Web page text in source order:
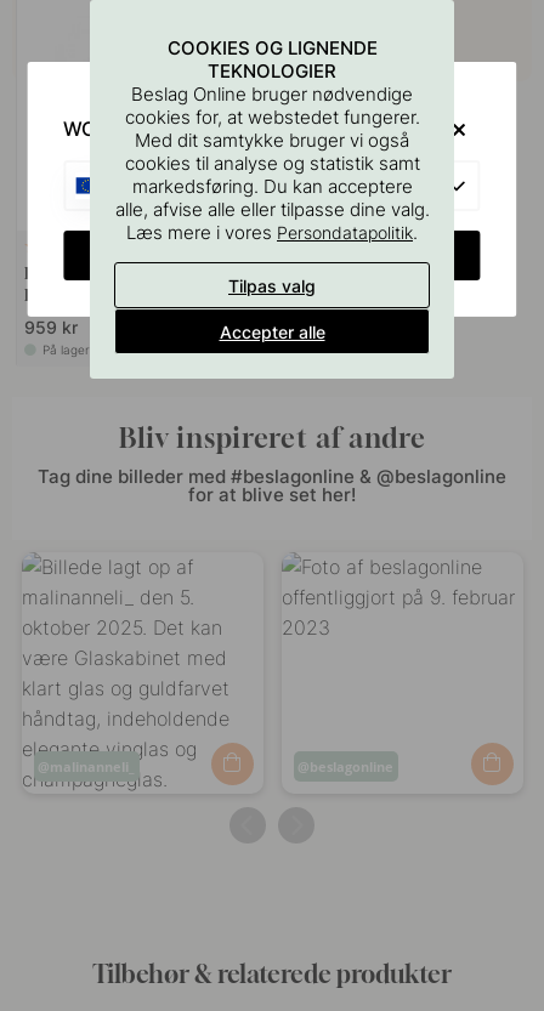
LED-Spot Polar SE SDM -
Rustfrit look
959 kr
På lager
Bliv inspireret af andre
Tag dine billeder med #beslagonline & @beslagonline
for at blive set her!
Opslag
offentliggjort
malinanneli_
Opslag
af
beslagonline
Tilbehør & relaterede produkter
COOKIES OG LIGNENDE
TEKNOLOGIER
Beslag Online bruger nødvendige
cookies for, at webstedet fungerer.
Med dit samtykke bruger vi også
cookies til analyse og statistik samt
markedsføring. Du kan acceptere
alle, afvise alle eller tilpasse dine valg.
Læs mere i vores Persondatapolitik.
Tilpas valg
Accepter alle
WOULD YOU RATHER VISIT?
EU